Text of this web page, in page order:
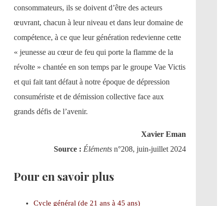
consommateurs, ils se doivent d’être des acteurs
œuvrant, chacun à leur niveau et dans leur domaine de
compétence, à ce que leur génération redevienne cette
« jeunesse au cœur de feu qui porte la flamme de la
révolte » chantée en son temps par le groupe Vae Victis
et qui fait tant défaut à notre époque de dépression
consumériste et de démission collective face aux
grands défis de l’avenir.
Xavier Eman
Source : Élémentsn°208, juin-juillet 2024
Pour en savoir plus
Cycle général (de 21 ans à 45 ans)